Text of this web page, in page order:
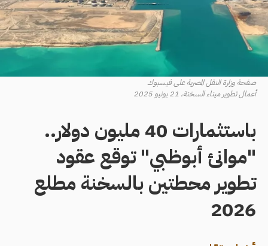
صفحة وزارة النقل المصرية على فيسبوك
أعمال تطوير ميناء السخنة، 21 يونيو 2025
باستثمارات 40 مليون دولار..
"موانئ أبوظبي" توقع عقود
تطوير محطتين بالسخنة مطلع
2026